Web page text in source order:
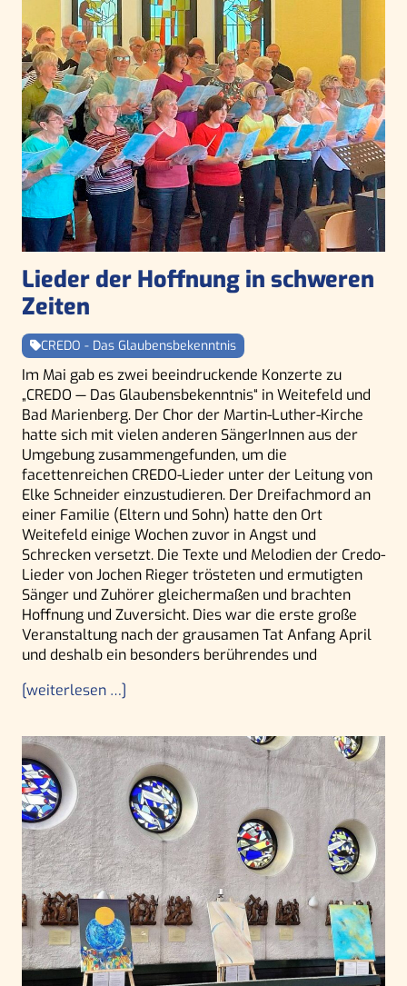
Lieder der Hoffnung in schweren
Zeiten
CREDO - Das Glaubensbekenntnis
Im Mai gab es zwei beeindruckende Konzerte zu
„CREDO — Das Glaubensbekenntnis“ in Weitefeld und
Bad Marienberg. Der Chor der Martin-Luther-Kirche
hatte sich mit vielen anderen SängerInnen aus der
Umgebung zusammengefunden, um die
facettenreichen CREDO-Lieder unter der Leitung von
Elke Schneider einzustudieren. Der Dreifachmord an
einer Familie (Eltern und Sohn) hatte den Ort
Weitefeld einige Wochen zuvor in Angst und
Schrecken versetzt. Die Texte und Melodien der Credo-
Lieder von Jochen Rieger trösteten und ermutigten
Sänger und Zuhörer gleichermaßen und brachten
Hoffnung und Zuversicht. Dies war die erste große
Veranstaltung nach der grausamen Tat Anfang April
und deshalb ein besonders berührendes und
[weiterlesen …]